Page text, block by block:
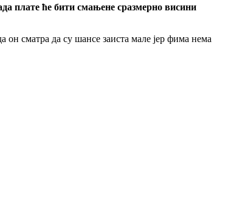
плате ће бити смањене сразмерно висини
он сматра да су шансе заиста мале jер фима нема